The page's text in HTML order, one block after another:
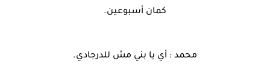
كمان أسبوعين.
محمد : أي يا بني مش للدرجادي.